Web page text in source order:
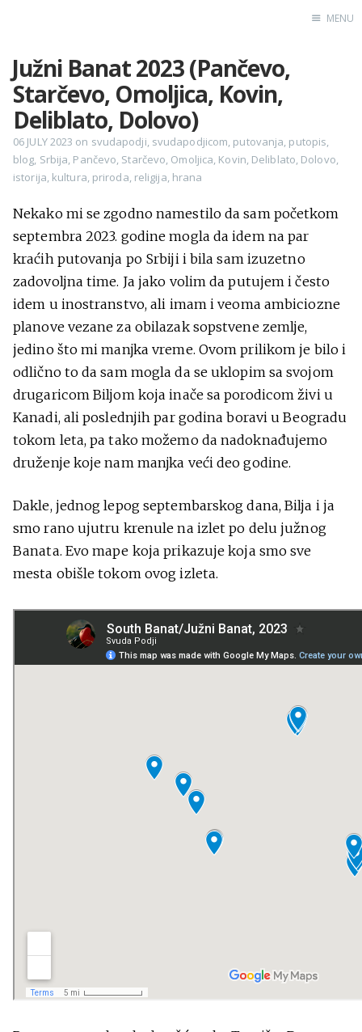
X
Pinterest
Sadržaj
MENU
Južni Banat 2023 (Pančevo,
Starčevo, Omoljica, Kovin,
Deliblato, Dolovo)
06 JULY 2023 on svudapodji, svudapodjicom, putovanja, putopis,
blog, Srbija, Pančevo, Starčevo, Omoljica, Kovin, Deliblato, Dolovo,
istorija, kultura, priroda, religija, hrana
Nekako mi se zgodno namestilo da sam početkom
septembra 2023. godine mogla da idem na par
kraćih putovanja po Srbiji i bila sam izuzetno
zadovoljna time. Ja jako volim da putujem i često
idem u inostranstvo, ali imam i veoma ambiciozne
planove vezane za obilazak sopstvene zemlje,
jedino što mi manjka vreme. Ovom prilikom je bilo i
odlično to da sam mogla da se uklopim sa svojom
drugaricom Biljom koja inače sa porodicom živi u
Kanadi, ali poslednjih par godina boravi u Beogradu
tokom leta, pa tako možemo da nadoknađujemo
druženje koje nam manjka veći deo godine.
Dakle, jednog lepog septembarskog dana, Bilja i ja
smo rano ujutru krenule na izlet po delu južnog
Banata. Evo mape koja prikazuje koja smo sve
mesta obišle tokom ovog izleta.